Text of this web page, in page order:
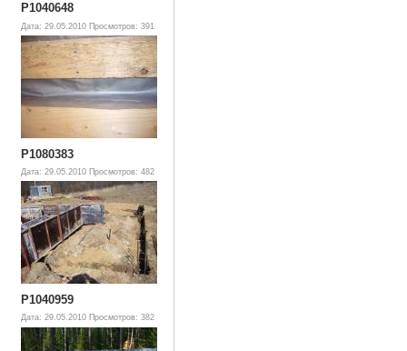
P1040648
Дата: 29.05.2010 Просмотров: 391
P1080383
Дата: 29.05.2010 Просмотров: 482
P1040959
Дата: 29.05.2010 Просмотров: 382